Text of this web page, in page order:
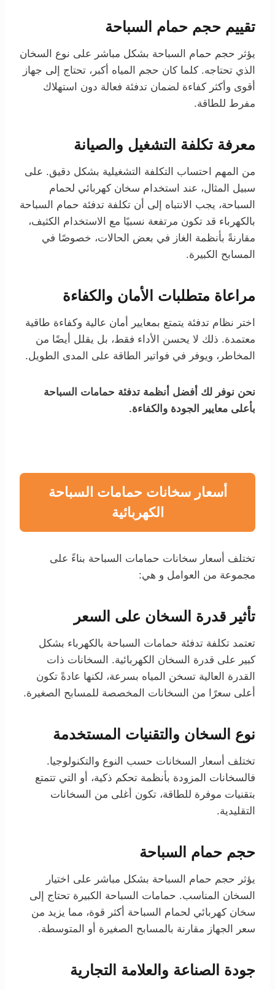
تقييم حجم حمام السباحة
يؤثر حجم حمام السباحة بشكل مباشر على نوع السخان
الذي تحتاجه. كلما كان حجم المياه أكبر، تحتاج إلى جهاز
أقوى وأكثر كفاءة لضمان تدفئة فعالة دون استهلاك
مفرط للطاقة.
معرفة تكلفة التشغيل والصيانة
من المهم احتساب التكلفة التشغيلية بشكل دقيق. على
سبيل المثال، عند استخدام سخان كهربائي لحمام
السباحة، يجب الانتباه إلى أن تكلفة تدفئة حمام السباحة
بالكهرباء قد تكون مرتفعة نسبيًا مع الاستخدام الكثيف،
مقارنةً بأنظمة الغاز في بعض الحالات، خصوصًا في
المسابح الكبيرة.
مراعاة متطلبات الأمان والكفاءة
اختر نظام تدفئة يتمتع بمعايير أمان عالية وكفاءة طاقية
معتمدة. ذلك لا يحسن الأداء فقط، بل يقلل أيضًا من
المخاطر، ويوفر في فواتير الطاقة على المدى الطويل.
نحن نوفر لك أفضل أنظمة تدفئة حمامات السباحة
بأعلى معايير الجودة والكفاءة.
أسعار سخانات حمامات السباحة
الكهربائية
تختلف أسعار سخانات حمامات السباحة بناءً على
مجموعة من العوامل و هي:
تأثير قدرة السخان على السعر
تعتمد تكلفة تدفئة حمامات السباحة بالكهرباء بشكل
كبير على قدرة السخان الكهربائية. السخانات ذات
القدرة العالية تسخن المياه بسرعة، لكنها عادةً تكون
أعلى سعرًا من السخانات المخصصة للمسابح الصغيرة.
نوع السخان والتقنيات المستخدمة
تختلف أسعار السخانات حسب النوع والتكنولوجيا.
فالسخانات المزودة بأنظمة تحكم ذكية، أو التي تتمتع
بتقنيات موفرة للطاقة، تكون أغلى من السخانات
التقليدية.
حجم حمام السباحة
يؤثر حجم حمام السباحة بشكل مباشر على اختيار
السخان المناسب. حمامات السباحة الكبيرة تحتاج إلى
سخان كهربائي لحمام السباحة أكثر قوة، مما يزيد من
سعر الجهاز مقارنة بالمسابح الصغيرة أو المتوسطة.
جودة الصناعة والعلامة التجارية